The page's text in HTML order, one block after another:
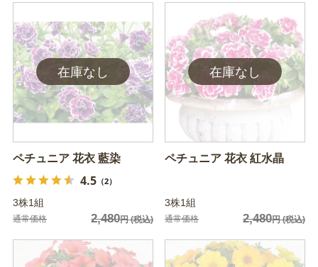
ペチュニア 花衣 藍染
4.5（2）
3株1組
通常価格 2,480円(税込)
ペチュニア 花衣 紅水晶
3株1組
通常価格 2,480円(税込)